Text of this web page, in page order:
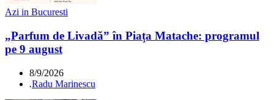
Azi in Bucuresti
„Parfum de Livadă” în Piața Matache: programul
pe 9 august
8/9/2026
.Radu Marinescu